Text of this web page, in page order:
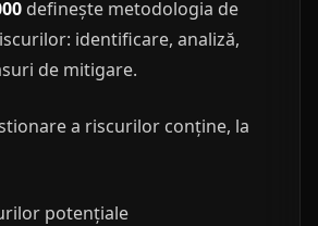
definește metodologia de
identificare, analiză,
de mitigare.
a riscurilor conține, la
potențiale